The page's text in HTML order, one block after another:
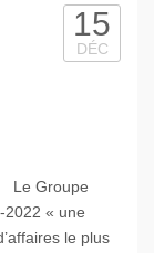
15
DÉC
Le Groupe
2022 « une
le plus